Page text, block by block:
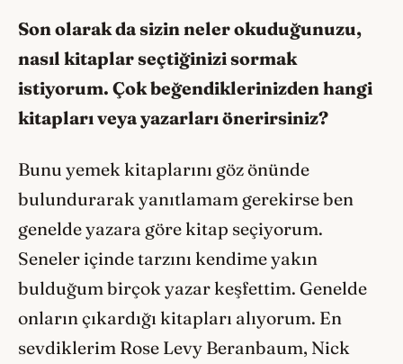
Son olarak da sizin neler okuduğunuzu,
nasıl kitaplar seçtiğinizi sormak
istiyorum. Çok beğendiklerinizden hangi
kitapları veya yazarları önerirsiniz?
Bunu yemek kitaplarını göz önünde
bulundurarak yanıtlamam gerekirse ben
genelde yazara göre kitap seçiyorum.
Seneler içinde tarzını kendime yakın
bulduğum birçok yazar keşfettim. Genelde
onların çıkardığı kitapları alıyorum. En
sevdiklerim Rose Levy Beranbaum, Nick